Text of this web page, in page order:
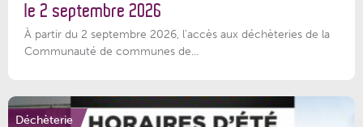
le 2 septembre 2026
À partir du 2 septembre 2026, l’accès aux déchèteries de la
Communauté de communes de...
Déchèterie